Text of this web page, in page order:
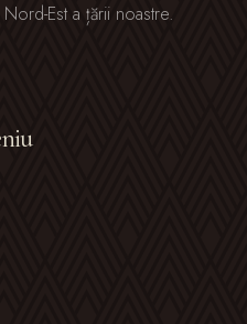
Est a țării noastre.